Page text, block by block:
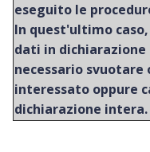
eseguito le
In quest'ultimo
dati in
necessario
interessato oppure
dichiarazione intera.